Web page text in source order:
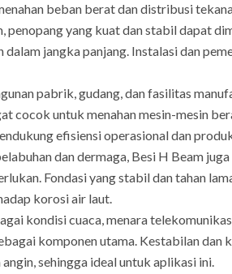
beban berat dan distribusi
penopang yang kuat dan stabil dapat
jangka panjang. Instalasi dan
pabrik, gudang, dan fasilitas
cocok untuk menahan mesin-mesin
efisiensi operasional dan
dan dermaga, Besi H Beam
Fondasi yang stabil dan tahan
korosi air laut.
kondisi cuaca, menara
komponen utama. Kestabilan
sehingga ideal untuk aplikasi ini.